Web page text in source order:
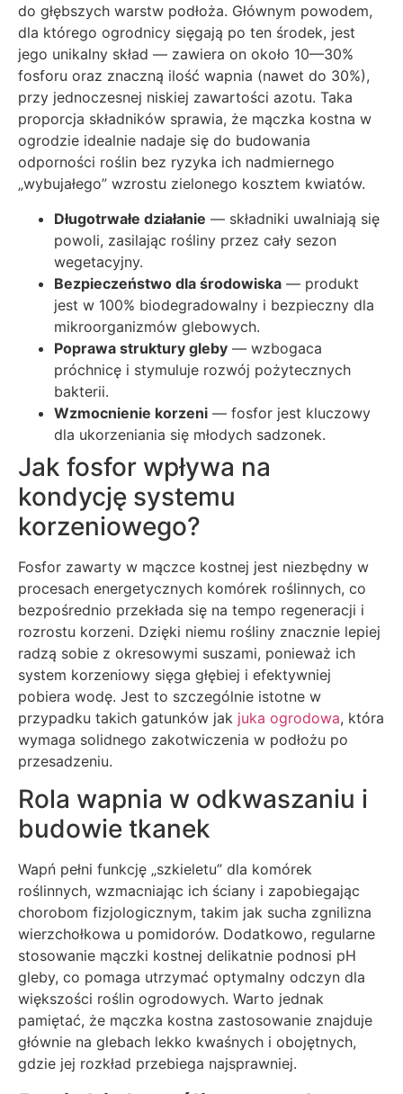
do głębszych warstw podłoża. Głównym powodem,
dla którego ogrodnicy sięgają po ten środek, jest
jego unikalny skład — zawiera on około 10—30%
fosforu oraz znaczną ilość wapnia (nawet do 30%),
przy jednoczesnej niskiej zawartości azotu. Taka
proporcja składników sprawia, że mączka kostna w
ogrodzie idealnie nadaje się do budowania
odporności roślin bez ryzyka ich nadmiernego
„wybujałego” wzrostu zielonego kosztem kwiatów.
Długotrwałe działanie — składniki uwalniają się
powoli, zasilając rośliny przez cały sezon
wegetacyjny.
Bezpieczeństwo dla środowiska — produkt
jest w 100% biodegradowalny i bezpieczny dla
mikroorganizmów glebowych.
Poprawa struktury gleby — wzbogaca
próchnicę i stymuluje rozwój pożytecznych
bakterii.
Wzmocnienie korzeni — fosfor jest kluczowy
dla ukorzeniania się młodych sadzonek.
Jak fosfor wpływa na
kondycję systemu
korzeniowego?
Fosfor zawarty w mączce kostnej jest niezbędny w
procesach energetycznych komórek roślinnych, co
bezpośrednio przekłada się na tempo regeneracji i
rozrostu korzeni. Dzięki niemu rośliny znacznie lepiej
radzą sobie z okresowymi suszami, ponieważ ich
system korzeniowy sięga głębiej i efektywniej
pobiera wodę. Jest to szczególnie istotne w
przypadku takich gatunków jak juka ogrodowa, która
wymaga solidnego zakotwiczenia w podłożu po
przesadzeniu.
Rola wapnia w odkwaszaniu i
budowie tkanek
Wapń pełni funkcję „szkieletu” dla komórek
roślinnych, wzmacniając ich ściany i zapobiegając
chorobom fizjologicznym, takim jak sucha zgnilizna
wierzchołkowa u pomidorów. Dodatkowo, regularne
stosowanie mączki kostnej delikatnie podnosi pH
gleby, co pomaga utrzymać optymalny odczyn dla
większości roślin ogrodowych. Warto jednak
pamiętać, że mączka kostna zastosowanie znajduje
głównie na glebach lekko kwaśnych i obojętnych,
gdzie jej rozkład przebiega najsprawniej.